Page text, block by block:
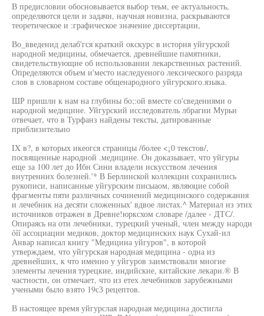
В предисловии обосновывается выбор теьм, ее актуальность,
определяются цели и задачи, научная новизна, раскрываются
теоретическое и :графическое значение диссертации,
Во_введенид делаб'гся краткий окскурс в история уйгурской
народной медицины, обмечается, древнейшие памятники,
свидетельствующие об использовании лекарственных растений.
Определяются объем и'место иаследуеиого лексического разряда
слов в словарном составе общенародного уйгурского.языка.
ШР пришли к нам на глубины бо;:ой вместе со'сведениями о
народной медицине. Уйгурский исследователь лбрагии Мурьи
отвечает, что в Турфанз найдены тексты, датированные
приблизительно
IX в?, в которых икеогся страницы /более <¡0 текстов/,
посвященные народной .медицине. Он доказывает, что уйгуры
еще за 100 лет до Ибн Сини владели искусством лечения
внутренних болезней.'* В Берлинской коллекции сохранились
рукописи, написанные уйгурским писыаом, являюцие собой
фрагменты пяти различных сочинений медицинского содержания
и лечебник на десяти сложенных' вдвое листах.^ Материал из этих
источников отражен в Древне!юрксхом словаре /далее - ДТС/.
Опираясь на оти лечебники, турецкий ученый, член между народи
ôîî ассоциации медиков, доктор медицинских наук Сухай-ил
Анвар написал книгу "Медицина уйгуров", в которой
утверждаем, что уйгурская народная медицина - одна из
древнейших, к что именно у уйгуров заимствовали многие
элементы лечения турецкие, индийские, китайские лекари.® В
частности, он отмечает, что из етех лечебников зарубежными
учеными было взято 19сЗ рецептов.
В настоящее время уйгурслая народная медицина достигла